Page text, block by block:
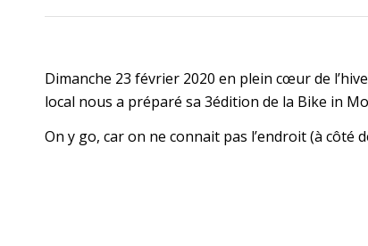
Dimanche 23 février 2020 en plein cœur de
local nous a préparé sa 3édition de la Bike in
On y go, car on ne connait pas l’endroit (à côté